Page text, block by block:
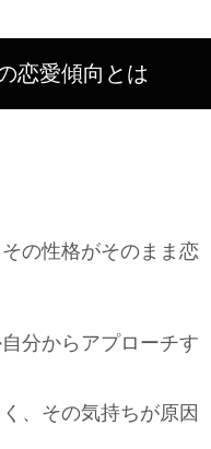
が！この悪臭を消す方法あ
恋愛傾向とは
の性格がそのまま恋
分からアプローチす
、その気持ちが原因